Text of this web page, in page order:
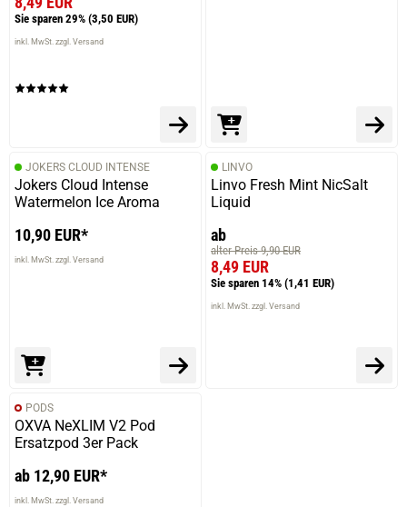
Sie sparen 29% (3,50 EUR)
inkl. MwSt. zzgl. Versand
JOKERS CLOUD INTENSE
Jokers Cloud Intense
Watermelon Ice Aroma
10,90 EUR*
inkl. MwSt. zzgl. Versand
LINVO
Linvo Fresh Mint NicSalt
Liquid
ab
alter Preis 9,90 EUR
8,49 EUR
Sie sparen 14% (1,41 EUR)
inkl. MwSt. zzgl. Versand
PODS
OXVA NeXLIM V2 Pod
Ersatzpod 3er Pack
ab 12,90 EUR*
inkl. MwSt. zzgl. Versand